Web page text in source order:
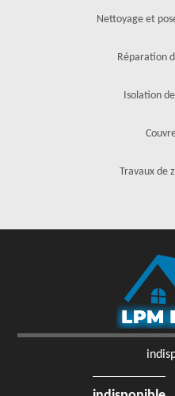
Nettoyage et
Réparation
Isolation
Travaux de